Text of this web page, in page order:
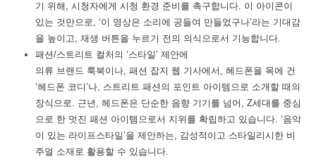
기 위해, 시청자에게 시청 환경 준비를 촉구합니다. 이 아이콘이
있는 것만으로, ‘이 영상은 소리에 공들여 만들었구나’라는 기대감
을 높이고, 재생 버튼을 누르기 전의 의식으로서 기능합니다.
패션/스트리트 컬처의 ‘스타일’ 제안에
의류 브랜드 룩북이나, 패션 잡지 웹 기사에서, 헤드폰을 목에 건
‘헤드폰 코디’나, 스트리트 패션의 포인트 아이템으로 소개할 때의
장식으로. 근년, 헤드폰은 단순한 음향 기기를 넘어, Z세대를 중심
으로 한 멋진 패션 아이템으로서 지위를 확립하고 있습니다. ‘음악
이 있는 라이프스타일’을 제안하는, 감성적이고 스타일리시한 비
주얼 소재로 활용할 수 있습니다.